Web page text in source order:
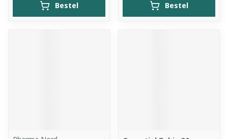
Bestel Bestel